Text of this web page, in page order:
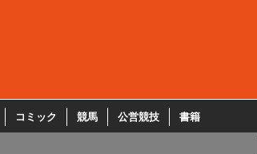
コミック 競馬 公営競技 書籍